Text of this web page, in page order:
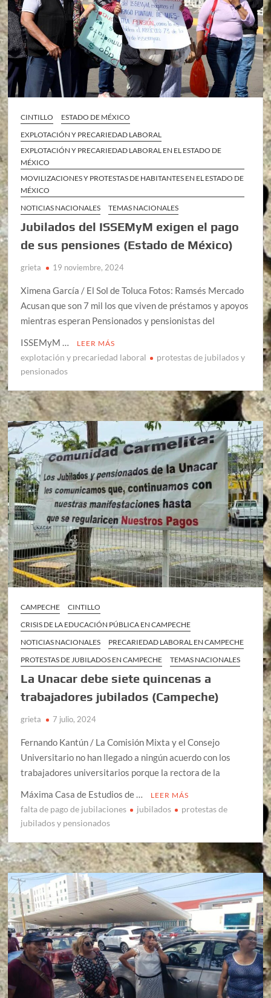
CINTILLO
ESTADO DE MÉXICO
EXPLOTACIÓN Y PRECARIEDAD LABORAL
EXPLOTACIÓN Y PRECARIEDAD LABORAL EN EL ESTADO DE
MÉXICO
MOVILIZACIONES Y PROTESTAS DE HABITANTES EN EL ESTADO DE
MÉXICO
NOTICIAS NACIONALES
TEMAS NACIONALES
Jubilados del ISSEMyM exigen el pago
de sus pensiones (Estado de México)
grieta 19 noviembre, 2024
Ximena García / El Sol de Toluca Fotos: Ramsés Mercado
Acusan que son 7 mil los que viven de préstamos y apoyos
mientras esperan Pensionados y pensionistas del
ISSEMyM …
LEER MÁS
explotación y precariedad laboral
protestas de jubilados y
pensionados
CAMPECHE
CINTILLO
CRISIS DE LA EDUCACIÓN PÚBLICA EN CAMPECHE
NOTICIAS NACIONALES
PRECARIEDAD LABORAL EN CAMPECHE
PROTESTAS DE JUBILADOS EN CAMPECHE
TEMAS NACIONALES
La Unacar debe siete quincenas a
trabajadores jubilados (Campeche)
grieta 7 julio, 2024
Fernando Kantún / La Comisión Mixta y el Consejo
Universitario no han llegado a ningún acuerdo con los
trabajadores universitarios porque la rectora de la
Máxima Casa de Estudios de …
LEER MÁS
falta de pago de jubilaciones jubilados
protestas de
jubilados y pensionados